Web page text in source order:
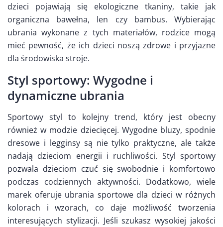
dzieci pojawiają się ekologiczne tkaniny, takie jak
organiczna bawełna, len czy bambus. Wybierając
ubrania wykonane z tych materiałów, rodzice mogą
mieć pewność, że ich dzieci noszą zdrowe i przyjazne
dla środowiska stroje.
Styl sportowy: Wygodne i
dynamiczne ubrania
Sportowy styl to kolejny trend, który jest obecny
również w modzie dziecięcej. Wygodne bluzy, spodnie
dresowe i legginsy są nie tylko praktyczne, ale także
nadają dzieciom energii i ruchliwości. Styl sportowy
pozwala dzieciom czuć się swobodnie i komfortowo
podczas codziennych aktywności. Dodatkowo, wiele
marek oferuje ubrania sportowe dla dzieci w różnych
kolorach i wzorach, co daje możliwość tworzenia
interesujących stylizacji. Jeśli szukasz wysokiej jakości